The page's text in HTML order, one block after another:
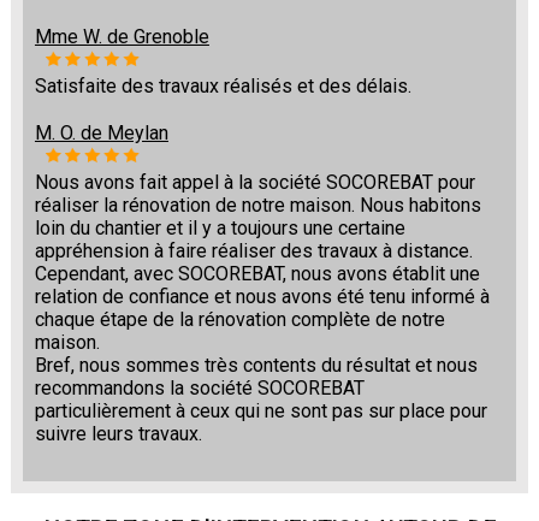
Mme W. de Grenoble
Satisfaite des travaux réalisés et des délais.
M. O. de Meylan
Nous avons fait appel à la société SOCOREBAT pour
réaliser la rénovation de notre maison. Nous habitons
loin du chantier et il y a toujours une certaine
appréhension à faire réaliser des travaux à distance.
Cependant, avec SOCOREBAT, nous avons établit une
relation de confiance et nous avons été tenu informé à
chaque étape de la rénovation complète de notre
maison.
Bref, nous sommes très contents du résultat et nous
recommandons la société SOCOREBAT
particulièrement à ceux qui ne sont pas sur place pour
suivre leurs travaux.